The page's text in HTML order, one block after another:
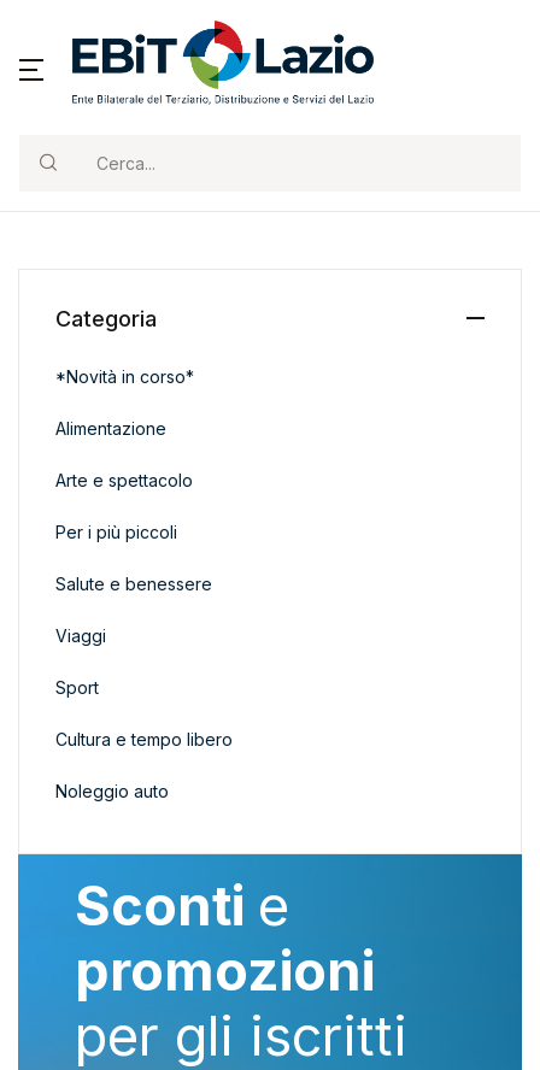
Sconti e
promozioni
per gli iscritti
Categoria
*Novità in corso*
Alimentazione
Arte e spettacolo
Per i più piccoli
Salute e benessere
Viaggi
Sport
Cultura e tempo libero
Noleggio auto